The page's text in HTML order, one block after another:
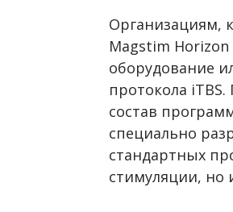
Организациям,
Magstim
оборудование
протокола
состав
специально
стандартных
стимуляции, но